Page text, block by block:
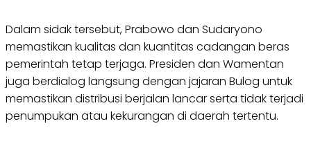
Dalam sidak tersebut, Prabowo dan Sudaryono
memastikan kualitas dan kuantitas cadangan beras
pemerintah tetap terjaga. Presiden dan Wamentan
juga berdialog langsung dengan jajaran Bulog untuk
memastikan distribusi berjalan lancar serta tidak terjadi
penumpukan atau kekurangan di daerah tertentu.